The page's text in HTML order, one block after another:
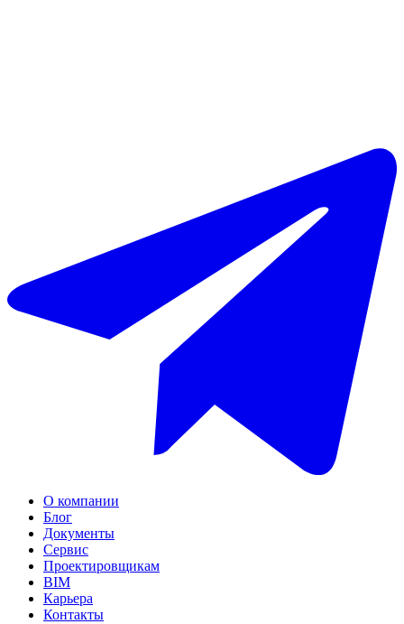
О компании
Блог
Документы
Сервис
Проектировщикам
BIM
Карьера
Контакты